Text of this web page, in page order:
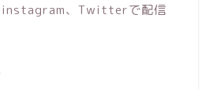
instagram、Twitterで配信